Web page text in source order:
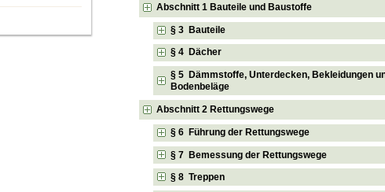
Abschnitt 1 Bauteile und Baustoffe
§ 3 Bauteile
§ 4 Dächer
§ 5 Dämmstoffe, Unterdecken, Bekleidungen
Bodenbeläge
Abschnitt 2 Rettungswege
§ 6 Führung der Rettungswege
§ 7 Bemessung der Rettungswege
§ 8 Treppen